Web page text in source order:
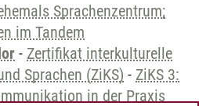
Sprachenzentrum;
im Tandem
- Zertifikat interkulturelle
Sprachen (ZiKS) - ZiKS 3:
in der Praxis